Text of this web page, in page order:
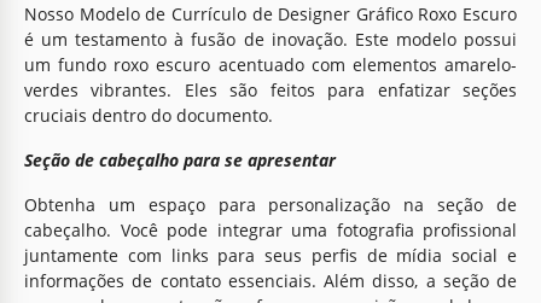
Nosso Modelo de Currículo de Designer Gráfico Roxo Escuro
é um testamento à fusão de inovação. Este modelo possui
um fundo roxo escuro acentuado com elementos amarelo-
verdes vibrantes. Eles são feitos para enfatizar seções
cruciais dentro do documento.
Seção de cabeçalho para se apresentar
Obtenha um espaço para personalização na seção de
cabeçalho. Você pode integrar uma fotografia profissional
juntamente com links para seus perfis de mídia social e
informações de contato essenciais. Além disso, a seção de